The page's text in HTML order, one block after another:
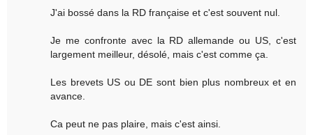
J'ai bossé dans la RD française et c'est souvent nul.
Je me confronte avec la RD allemande ou US, c'est
largement meilleur, désolé, mais c'est comme ça.
Les brevets US ou DE sont bien plus nombreux et en
avance.
Ca peut ne pas plaire, mais c'est ainsi.